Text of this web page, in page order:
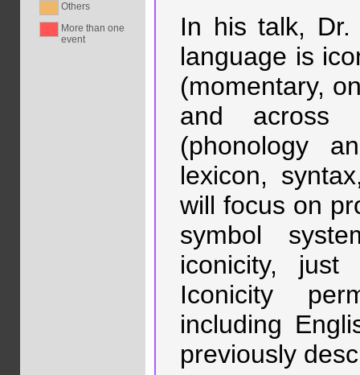
Others
More than one
event
In his talk, Dr.
language is
(momentary,
and across
(phonology
lexicon,
will focus on
symbol
iconicity,
Iconicity
including
previously